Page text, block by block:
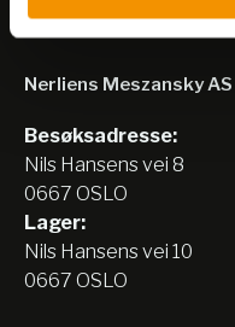
Nerliens Meszansky AS
Besøksadresse:
Nils Hansens vei 8
0667 OSLO
Lager:
Nils Hansens vei 10
0667 OSLO